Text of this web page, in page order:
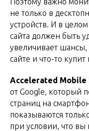
не только в
устройств. И в
сайта должен быть
увеличивает шансы,
сайте и что-то
Accelerated Mobile
от Google, который
страниц на
показываются
при условии, что вы